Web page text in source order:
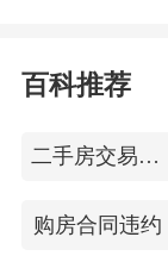
这个很
几乎很少发
法拍房
百科推荐
二手房交易个税
购房合同违约